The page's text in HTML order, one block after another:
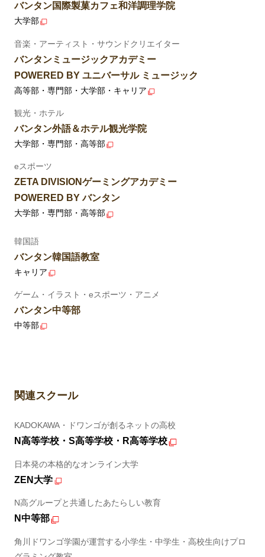
バンタン国際製菓カフェ和洋調理学院
大学部
音楽・アーティスト・サウンドクリエイター
バンタンミュージックアカデミー
POWERED BY ユニバーサル ミュージック
高等部・専門部・大学部・キャリア
観光・ホテル
バンタン外語＆ホテル観光学院
大学部・専門部・高等部
eスポーツ
ZETA DIVISIONゲーミングアカデミー
POWERED BY バンタン
大学部・専門部・高等部
韓国語
バンタン韓国語教室
キャリア
ゲーム・イラスト・eスポーツ・アニメ
バンタン中等部
中等部
関連スクール
KADOKAWA・ドワンゴが創るネットの高校
N高等学校・S高等学校・R高等学校
日本発の本格的なオンライン大学
ZEN大学
N高グループと共通したあたらしい教育
N中等部
角川ドワンゴ学園が運営する小学生・中学生・高校生向けプロ